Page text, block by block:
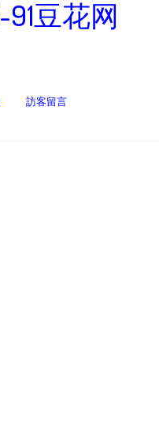
豆花网
訪客留言